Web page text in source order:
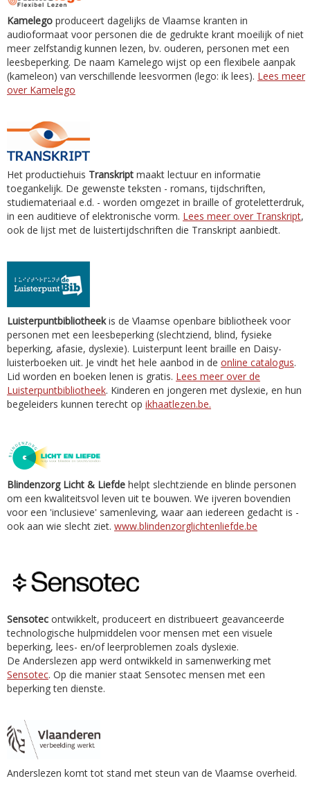
Kamelego produceert dagelijks de Vlaamse kranten in
audioformaat voor personen die de gedrukte krant moeilijk of niet
meer zelfstandig kunnen lezen, bv. ouderen, personen met een
leesbeperking. De naam Kamelego wijst op een flexibele aanpak
(kameleon) van verschillende leesvormen (lego: ik lees). Lees meer
over Kamelego
Het productiehuis Transkript maakt lectuur en informatie
toegankelijk. De gewenste teksten - romans, tijdschriften,
studiemateriaal e.d. - worden omgezet in braille of groteletterdruk,
in een auditieve of elektronische vorm. Lees meer over Transkript,
ook de lijst met de luistertijdschriften die Transkript aanbiedt.
Luisterpuntbibliotheekis de Vlaamse openbare bibliotheek voor
personen met een leesbeperking (slechtziend, blind, fysieke
beperking, afasie, dyslexie). Luisterpunt leent braille en Daisy-
luisterboeken uit. Je vindt het hele aanbod in de online catalogus.
Lid worden en boeken lenen is gratis. Lees meer over de
Luisterpuntbibliotheek. Kinderen en jongeren met dyslexie, en hun
begeleiders kunnen terecht op ikhaatlezen.be.
Blindenzorg Licht & Liefde helpt slechtziende en blinde personen
om een kwaliteitsvol leven uit te bouwen. We ijveren bovendien
voor een 'inclusieve' samenleving, waar aan iedereen gedacht is -
ook aan wie slecht ziet. www.blindenzorglichtenliefde.be
Sensotec ontwikkelt, produceert en distribueert geavanceerde
technologische hulpmiddelen voor mensen met een visuele
beperking, lees- en/of leerproblemen zoals dyslexie.
De Anderslezen app werd ontwikkeld in samenwerking met
Sensotec. Op die manier staat Sensotec mensen met een
beperking ten dienste.
Anderslezen komt tot stand met steun van de Vlaamse overheid.